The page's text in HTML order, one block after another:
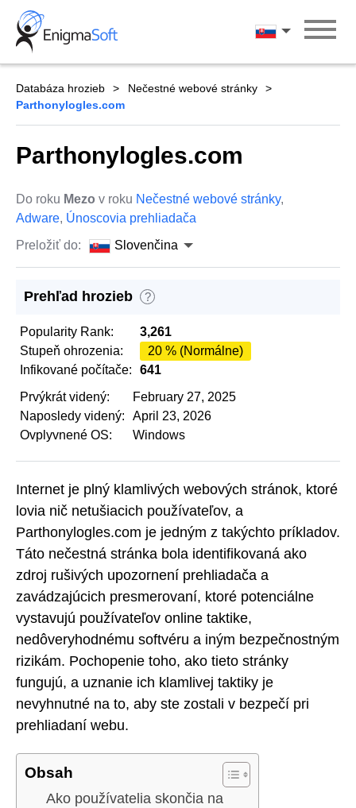
Skip
content
Slovenčina
Databáza hrozieb
Nečestné webové stránky
Parthonylogles.com
Parthonylogles.com
Do roku Mezo v roku Nečestné webové stránky,
Adware, Únoscovia prehliadača
Preložiť do:
Slovenčina
Prehľad hrozieb ?
Popularity Rank:
3,261
Stupeň ohrozenia:
20 % (Normálne)
Infikované počítače:
641
Prvýkrát videný:
February 27, 2025
Naposledy videný:
April 23, 2026
Ovplyvnené OS:
Windows
Internet je plný klamlivých webových stránok, ktoré
lovia nič netušiacich používateľov, a
Parthonylogles.com je jedným z takýchto príkladov.
Táto nečestná stránka bola identifikovaná ako
zdroj rušivých upozornení prehliadača a
zavádzajúcich presmerovaní, ktoré potenciálne
vystavujú používateľov online taktike,
nedôveryhodnému softvéru a iným bezpečnostným
rizikám. Pochopenie toho, ako tieto stránky
fungujú, a uznanie ich klamlivej taktiky je
nevyhnutné na to, aby ste zostali v bezpečí pri
prehliadaní webu.
Obsah
Ako používatelia skončia na